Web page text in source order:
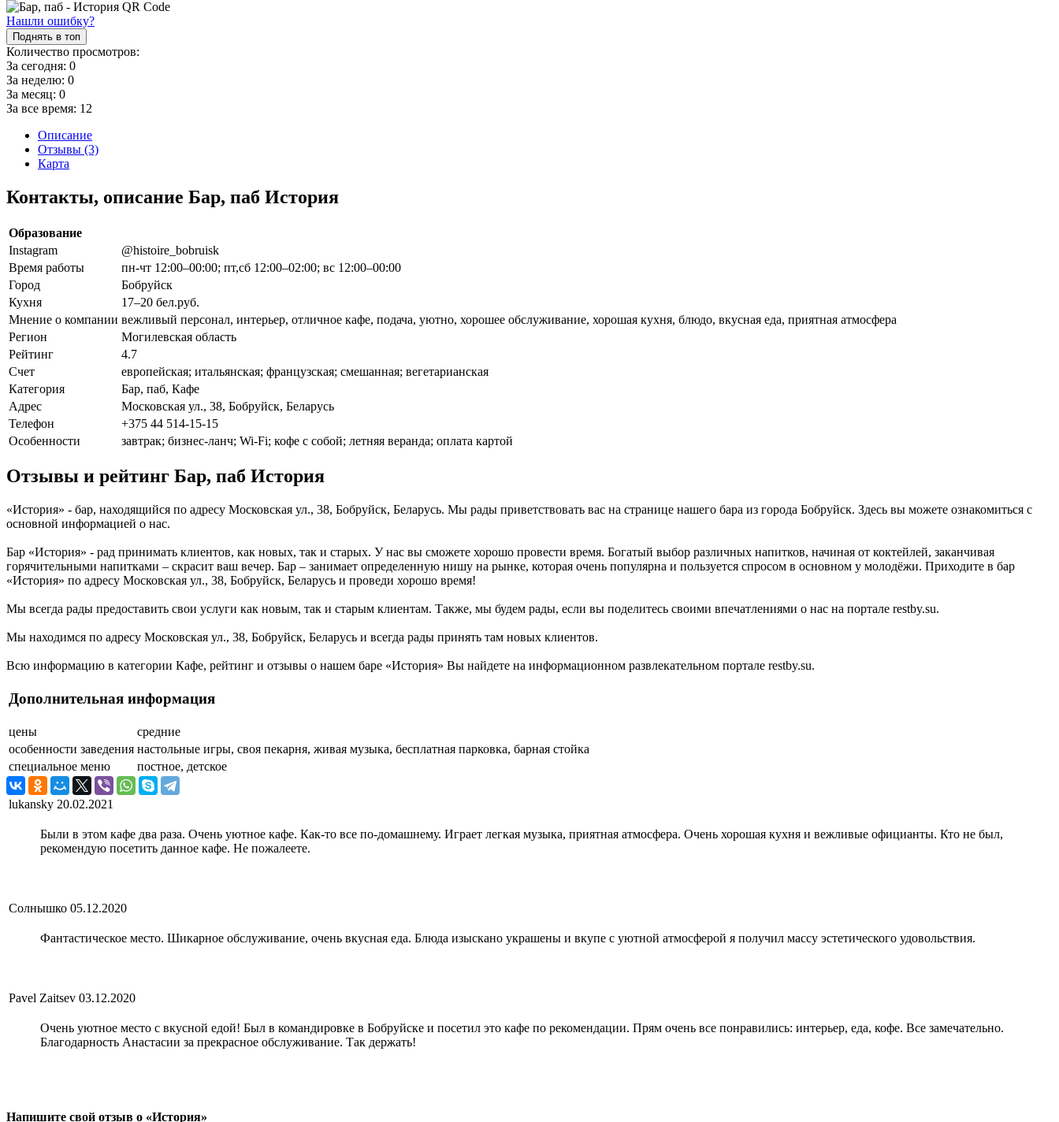
Нашли ошибку?
Поднять в топ
Количество просмотров:
За сегодня: 0
За неделю: 0
За месяц: 0
За все время: 12
Описание
Отзывы (3)
Карта
Контакты, описание Бар, паб История
Образование
Instagram
@histoire_bobruisk
Время работы
пн-чт 12:00–00:00; пт,сб 12:00–02:00; вс 12:00–00:00
Город
Бобруйск
Кухня
17–20 бел.руб.
Мнение о компании вежливый персонал, интерьер, отличное кафе, подача, уютно, хорошее обслуживание, хорошая кухня, блюдо, вкусная еда, приятная атмосфера
Регион
Могилевская область
Рейтинг
4.7
Счет
европейская; итальянская; французская; смешанная; вегетарианская
Категория
Бар, паб, Кафе
Адрес
Московская ул., 38, Бобруйск, Беларусь
Телефон
+375 44 514-15-15
Особенности
завтрак; бизнес-ланч; Wi-Fi; кофе с собой; летняя веранда; оплата картой
Отзывы и рейтинг Бар, паб История
«История» - бар, находящийся по адресу Московская ул., 38, Бобруйск, Беларусь. Мы рады приветствовать вас на странице нашего бара из города Бобруйск. Здесь вы можете ознакомиться с
основной информацией о нас.
Бар «История» - рад принимать клиентов, как новых, так и старых. У нас вы сможете хорошо провести время. Богатый выбор различных напитков, начиная от коктейлей, заканчивая
горячительными напитками – скрасит ваш вечер. Бар – занимает определенную нишу на рынке, которая очень популярна и пользуется спросом в основном у молодёжи. Приходите в бар
«История» по адресу Московская ул., 38, Бобруйск, Беларусь и проведи хорошо время!
Мы всегда рады предоставить свои услуги как новым, так и старым клиентам. Также, мы будем рады, если вы поделитесь своими впечатлениями о нас на портале restby.su.
Мы находимся по адресу Московская ул., 38, Бобруйск, Беларусь и всегда рады принять там новых клиентов.
Всю информацию в категории Кафе, рейтинг и отзывы о нашем баре «История» Вы найдете на информационном развлекательном портале restby.su.
Дополнительная информация
цены
средние
особенности заведения настольные игры, своя пекарня, живая музыка, бесплатная парковка, барная стойка
специальное меню
постное, детское
lukansky 20.02.2021
Были в этом кафе два раза. Очень уютное кафе. Как-то все по-домашнему. Играет легкая музыка, приятная атмосфера. Очень хорошая кухня и вежливые официанты. Кто не был,
рекомендую посетить данное кафе. Не пожалеете.
Солнышко 05.12.2020
Фантастическое место. Шикарное обслуживание, очень вкусная еда. Блюда изыскано украшены и вкупе с уютной атмосферой я получил массу эстетического удовольствия.
Pavel Zaitsev 03.12.2020
Очень уютное место с вкусной едой! Был в командировке в Бобруйске и посетил это кафе по рекомендации. Прям очень все понравились: интерьер, еда, кофе. Все замечательно.
Благодарность Анастасии за прекрасное обслуживание. Так держать!
Напишите свой отзыв о «История»